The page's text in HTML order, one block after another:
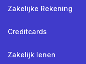
Zakelijke Rekening
Creditcards
Zakelijk lenen